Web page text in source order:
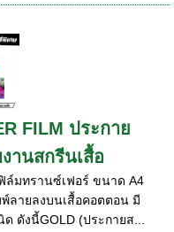
FILM ประกาย
านสกรีนเสื้อ
ล์มทรานซ์เฟอร์ ขนาด A4
ลายลงบนเสื้อคอตตอน มี
ดังนี้GOLD (ประกายส...